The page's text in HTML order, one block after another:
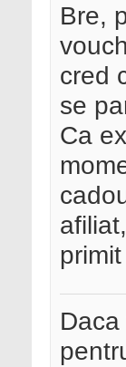
Bre,
cred
se
Ca